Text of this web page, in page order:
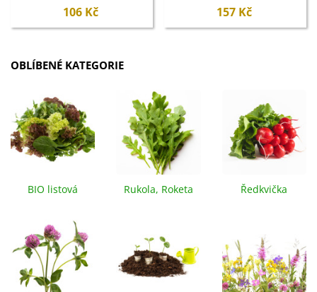
106 Kč
157 Kč
OBLÍBENÉ KATEGORIE
BIO listová
Rukola, Roketa Ředkvička